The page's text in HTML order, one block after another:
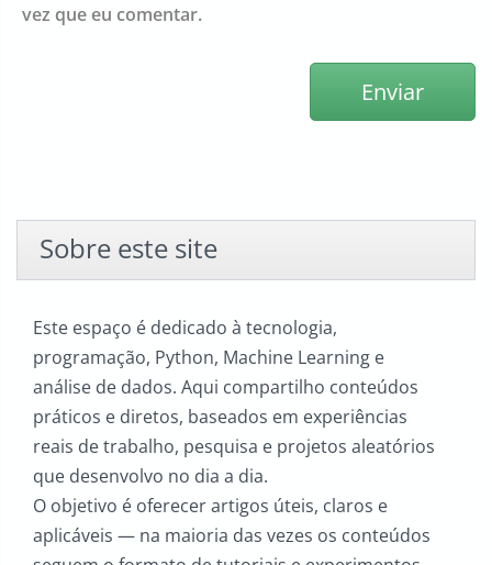
vez que eu comentar.
Enviar
Sobre este site
Este espaço é dedicado à tecnologia,
programação, Python, Machine Learning e
análise de dados. Aqui compartilho conteúdos
práticos e diretos, baseados em experiências
reais de trabalho, pesquisa e projetos aleatórios
que desenvolvo no dia a dia.
O objetivo é oferecer artigos úteis, claros e
aplicáveis — na maioria das vezes os conteúdos